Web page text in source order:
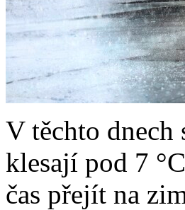
V těchto dnech
klesají pod 7
čas přejít na